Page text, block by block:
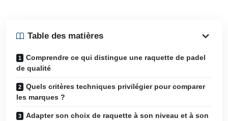
Table des matières
Comprendre ce qui distingue une raquette de padel
de qualité
Quels critères techniques privilégier pour comparer
les marques ?
Adapter son choix de raquette à son niveau et à son